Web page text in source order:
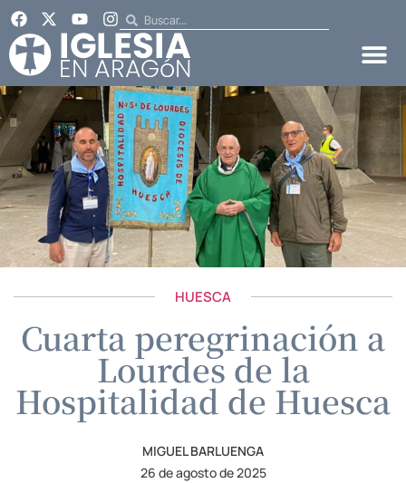
HUESCA
Cuarta peregrinación a
Lourdes de la
Hospitalidad de Huesca
MIGUEL BARLUENGA
26 de agosto de 2025